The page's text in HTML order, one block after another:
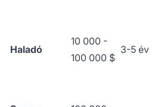
Haladó
10 000 -
100 000 $
3-5 év